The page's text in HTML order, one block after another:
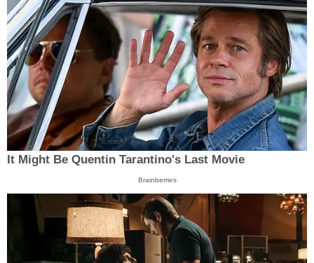
It Might Be Quentin Tarantino's Last Movie
Brainberries